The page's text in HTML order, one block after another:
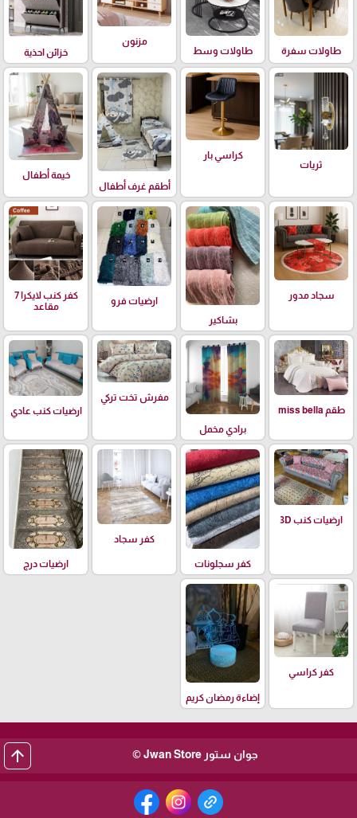
طاولات سفرة طاولات وسط
مزنون
خزائن احذية
ثريات
كراسي بار
أطقم غرف أطفال
خيمة أطفال
سجاد مدور
بشاكير
ارضيات فرو
كفر كنب لايكرا 7
مقاعد
طقم miss bella
برادي مخمل
مفرش تخت تركي
ارضيات كنب عادي
ارضيات كنب 3D
كفر سجلونات
كفر سجاد
ارضيات درج
كفر كراسي
إضاءة رمضان كريم
جوان ستور Jwan Store © arrow_upward